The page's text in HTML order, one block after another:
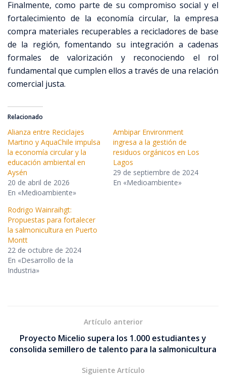
Finalmente, como parte de su compromiso social y el
fortalecimiento de la economía circular, la empresa
compra materiales recuperables a recicladores de base
de la región, fomentando su integración a cadenas
formales de valorización y reconociendo el rol
fundamental que cumplen ellos a través de una relación
comercial justa.
Relacionado
Alianza entre Reciclajes
Martino y AquaChile impulsa
la economía circular y la
educación ambiental en
Aysén
20 de abril de 2026
En «Medioambiente»
Ambipar Environment
ingresa a la gestión de
residuos orgánicos en Los
Lagos
29 de septiembre de 2024
En «Medioambiente»
Rodrigo Wainraihgt:
Propuestas para fortalecer
la salmonicultura en Puerto
Montt
22 de octubre de 2024
En «Desarrollo de la
Industria»
Artículo anterior
Proyecto Micelio supera los 1.000 estudiantes y
consolida semillero de talento para la salmonicultura
Siguiente Artículo